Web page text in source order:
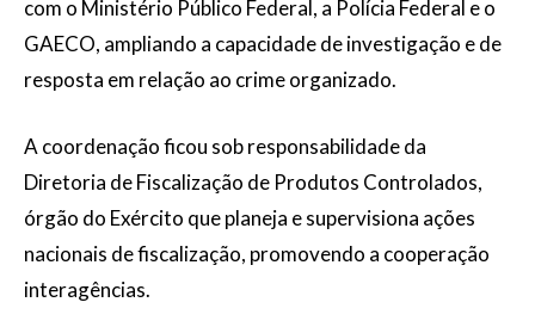
com o Ministério Público Federal, a Polícia Federal e o
GAECO, ampliando a capacidade de investigação e de
resposta em relação ao crime organizado.
A coordenação ficou sob responsabilidade da
Diretoria de Fiscalização de Produtos Controlados,
órgão do Exército que planeja e supervisiona ações
nacionais de fiscalização, promovendo a cooperação
interagências.